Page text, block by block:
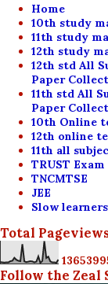
Home
10th study
11th study
12th study
12th std All
Paper
11th std All
Paper
10th Online
12th online
11th all
TRUST
TNCMTSE
JEE
Slow
Total
1365399
Follow the Zeal